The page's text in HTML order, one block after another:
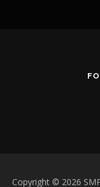
Copyright © 2026